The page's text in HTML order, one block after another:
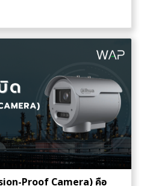
Proof Camera) คือ